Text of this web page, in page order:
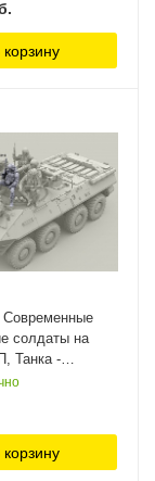
корзину
Современные
солдаты на
Танка -
Resin
корзину